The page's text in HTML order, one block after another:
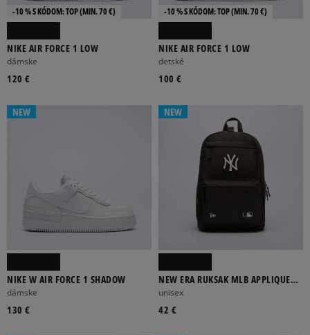
ADIDAS ASICS EASTPAK FILA
ČIERNA
FILTROVAŤ PRODUKTY
-10 % S KÓDOM: TOP (MIN. 70 €)
NIKE AIR FORCE 1 LOW
dámske
120 €
-10 % S KÓDOM: TOP (MIN. 70 €)
NIKE AIR FORCE 1 LOW
detské
100 €
NEW
NIKE W AIR FORCE 1 SHADOW
dámske
130 €
NEW
NEW ERA RUKSAK MLB APPLIQUE
DELAWARE NYY NEW YORK
YANKEES
unisex
42 €